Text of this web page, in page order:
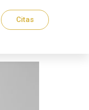
Citas